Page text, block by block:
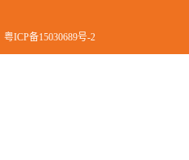
粤ICP备15030689号-2